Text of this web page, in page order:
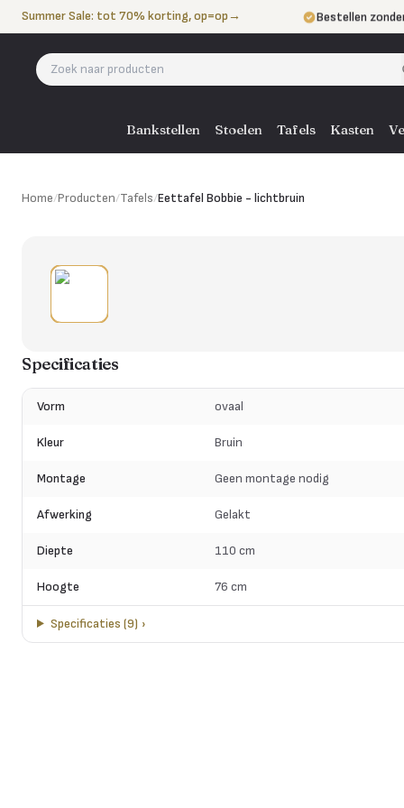
Naar de inhoud
Summer Sale: tot 70% korting, op=op→ Bestellen
Eigen
Bankstellen Stoelen Tafels Kasten
Home/Producten/Tafels/Eettafel Bobbie - lichtbruin
Specificaties
Vorm ovaal
Kleur Bruin
Montage Geen montage nodig
Afwerking Gelakt
Diepte 110 cm
Hoogte 76 cm
Specificaties (9) ›